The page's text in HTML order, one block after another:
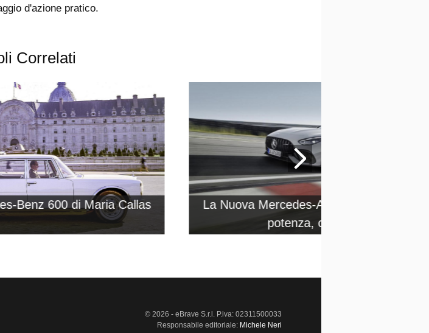
d'azione pratico.
Correlati
Benz 600 di Maria Callas
La Nuova Mercedes-AMG GT 63 PRO
potenza, caratteristiche
© 2026 - eBrave S.r.l. P.iva: 02311500033
Responsabile editoriale: Michele Neri